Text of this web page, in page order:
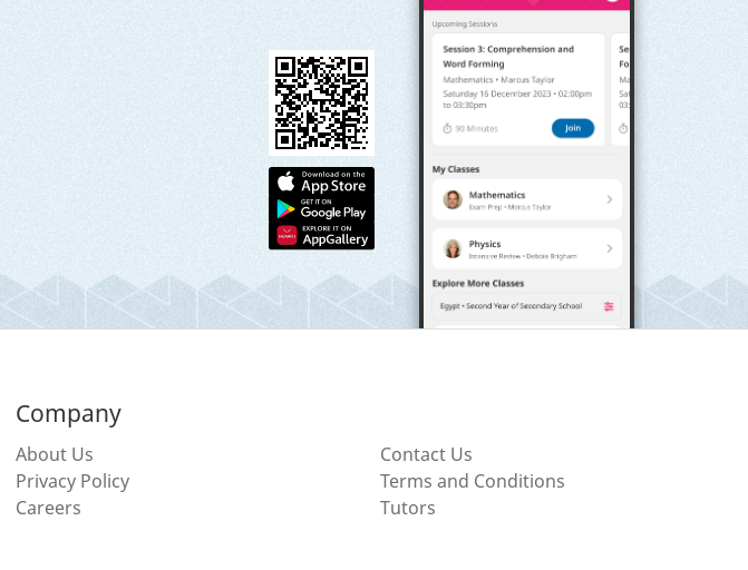
Company
About Us
Privacy Policy
Careers
Contact Us
Terms and Conditions
Tutors